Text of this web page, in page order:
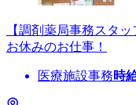
【調剤薬局事務スタ
お休みのお仕事！
医療施設事務時